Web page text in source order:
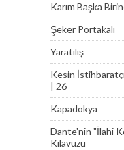
Karım Başka
Şeker Portakalı
Yaratılış
Kesin
| 26
Kapadokya
Dante'nin "İlahi
Kılavuzu